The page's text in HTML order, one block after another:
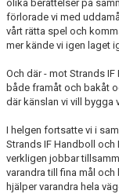
DOKUMENT
KONTAKT
LIVESÄNDNING
olika berättelser på
förlorade vi med
vårt rätta spel och
mer kände vi igen laget
Och där - mot Strands IF
både framåt och bakåt
där känslan vi vill bygga
I helgen fortsatte vi i
Strands IF Handboll
och
verkligen jobbar
varandra till fina mål
hjälper varandra hela